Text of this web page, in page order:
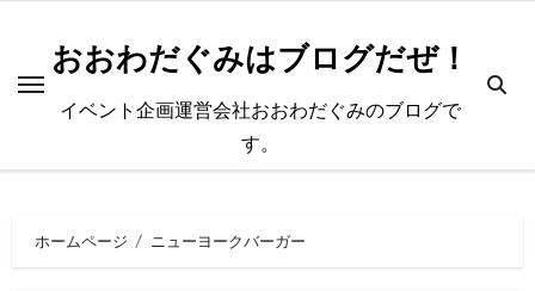
おおわだぐみはブログだぜ！
イベント企画運営会社おおわだぐみのブログで
す。
ホームページ ニューヨークバーガー